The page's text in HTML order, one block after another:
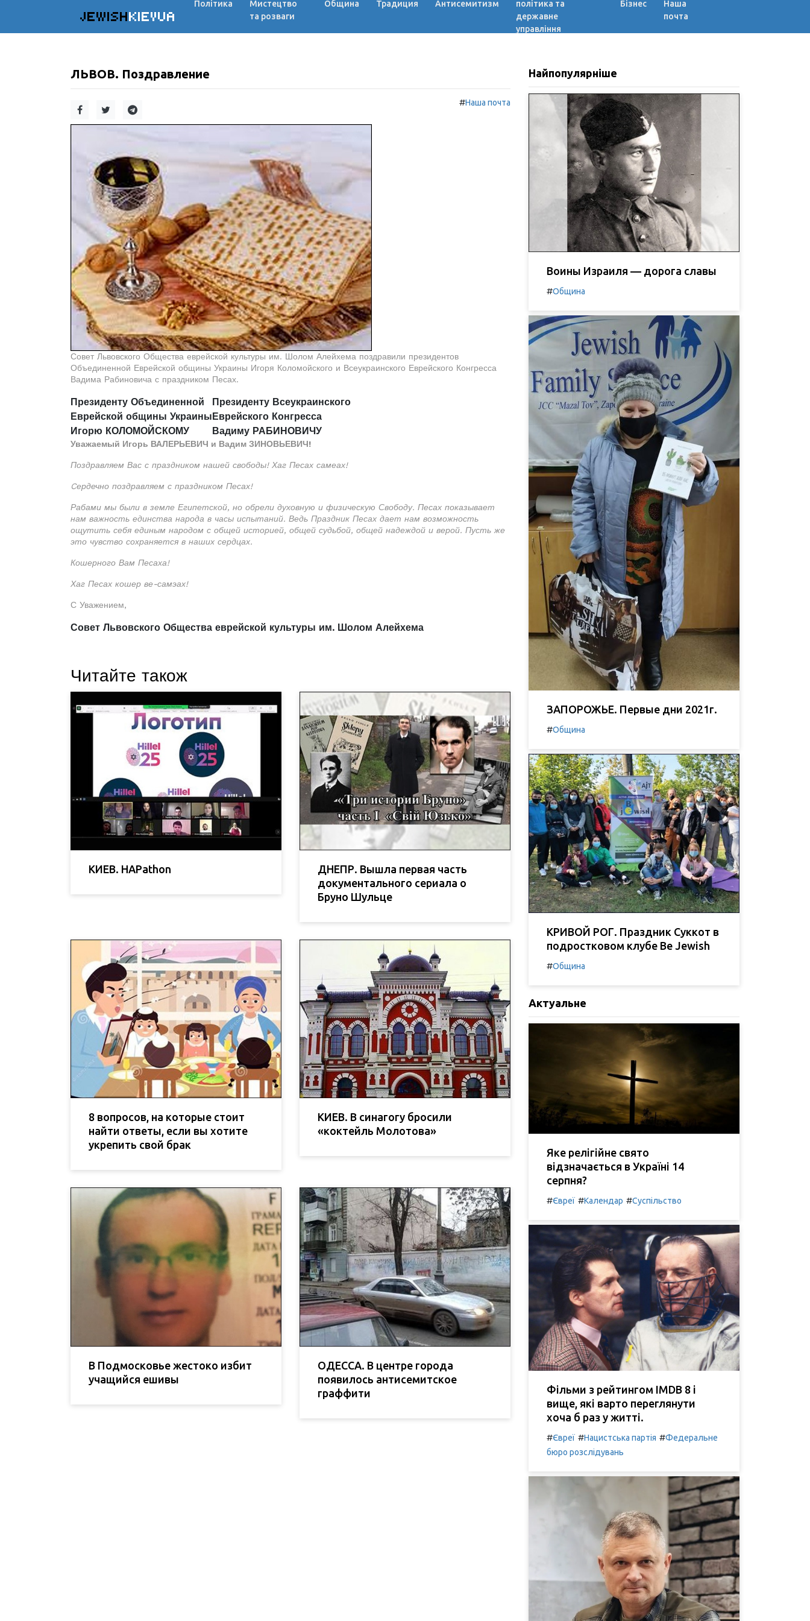
JEWISHKIEVUA
Політика
Мистецтво
та розваги
Община Традиция Антисемитизм
політика та
державне
управління
Бізнес
Наша
почта
ЛЬВОВ. Поздравление
#Наша почта
Совет Львовского Общества еврейской культуры им. Шолом Алейхема поздравили президентов
Объединенной Еврейской общины Украины Игоря Коломойского и Всеукраинского Еврейского Конгресса
Вадима Рабиновича с праздником Песах.
Президенту Объединенной
Еврейской общины Украины
Игорю КОЛОМОЙСКОМУ
Президенту Всеукраинского
Еврейского Конгресса
Вадиму РАБИНОВИЧУ
Уважаемый Игорь ВАЛЕРЬЕВИЧ и Вадим ЗИНОВЬЕВИЧ!
Поздравляем Вас с праздником нашей свободы! Хаг Песах самеах!
Cердечно поздравляем с праздником Песах!
Рабами мы были в земле Египетской, но обрели духовную и физическую Свободу. Песах показывает
нам важность единства народа в часы испытаний. Ведь Праздник Песах дает нам возможность
ощутить себя единым народом с общей историей, общей судьбой, общей надеждой и верой. Пусть же
это чувство сохраняется в наших сердцах.
Кошерного Вам Песаха!
Хаг Песах кошер ве-самэах!
С Уважением,
Совет Львовского Общества еврейской культуры им. Шолом Алейхема
Читайте також
КИЕВ. HAPathon
ДНЕПР. Вышла первая часть
документального сериала о
Бруно Шульце
8 вопросов, на которые стоит
найти ответы, если вы хотите
укрепить свой брак
КИЕВ. В синагогу бросили
«коктейль Молотова»
В Подмосковье жестоко избит
учащийся ешивы
ОДЕССА. В центре города
появилось антисемитское
граффити
Найпопулярніше
Воины Израиля — дорога славы
#Община
ЗАПОРОЖЬЕ. Первые дни 2021г.
#Община
КРИВОЙ РОГ. Праздник Суккот в
подростковом клубе Be Jewish
#Община
Актуальне
Яке релігійне свято
відзначається в Україні 14
серпня?
#Євреї #Календар #Суспільство
Фільми з рейтингом IMDB 8 і
вище, які варто переглянути
хоча б раз у житті.
#Євреї #Нацистська партія #Федеральне
бюро розслідувань